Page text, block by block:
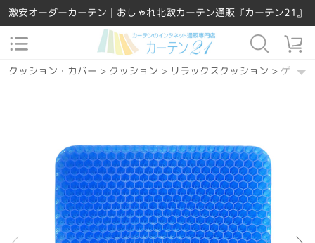
激安オーダーカーテン｜おしゃれ北欧カーテン通販『カーテン21』
クッション・カバー > クッション > リラックスクッション > ゲルク